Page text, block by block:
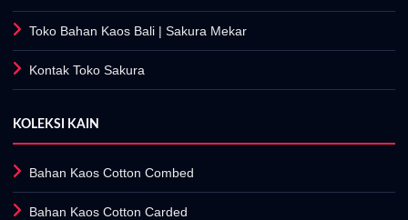
Toko Bahan Kaos Bali | Sakura Mekar
Kontak Toko Sakura
KOLEKSI KAIN
Bahan Kaos Cotton Combed
Bahan Kaos Cotton Carded